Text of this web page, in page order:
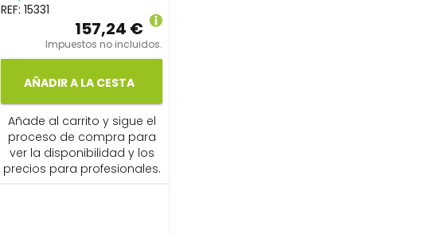
REF:15331
157,24 €
Impuestos no incluidos.
AÑADIR A LA CESTA
Añade al carrito y sigue el
proceso de compra para
ver la disponibilidad y los
precios para profesionales.